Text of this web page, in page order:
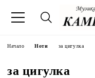
Начало Ноти за цигулка
за цигулка